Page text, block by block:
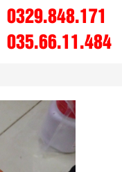
0329.848.171
035.66.11.484